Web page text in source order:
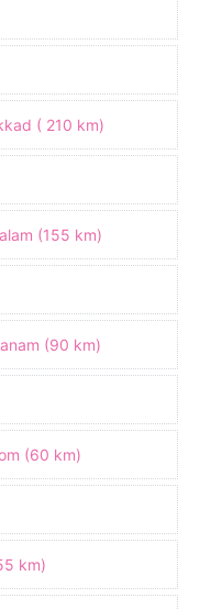
( 210 km)
(155 km)
(90 km)
(60 km)
km)